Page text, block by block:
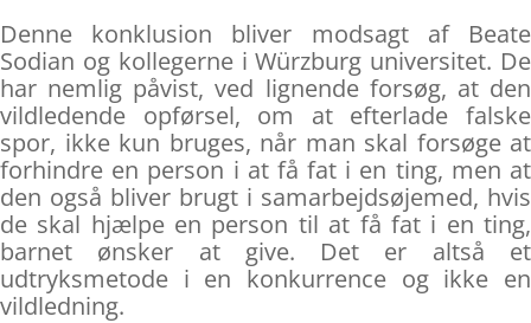
Denne konklusion bliver modsagt af Beate
Sodian og kollegerne i Würzburg universitet. De
har nemlig påvist, ved lignende forsøg, at den
vildledende opførsel, om at efterlade falske
spor, ikke kun bruges, når man skal forsøge at
forhindre en person i at få fat i en ting, men at
den også bliver brugt i samarbejdsøjemed, hvis
de skal hjælpe en person til at få fat i en ting,
barnet ønsker at give. Det er altså et
udtryksmetode i en konkurrence og ikke en
vildledning.